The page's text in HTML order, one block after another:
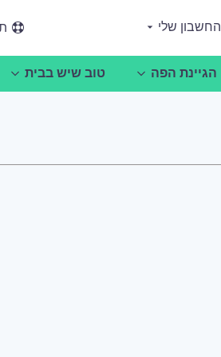
החשבון שלי
הגיינת הפה טוב שיש בבית